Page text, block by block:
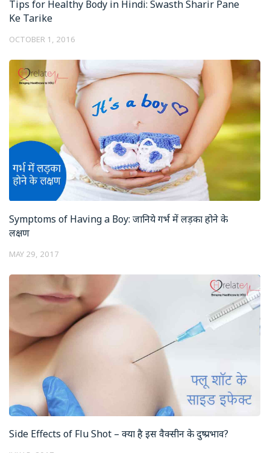
Tips for Healthy Body in Hindi: Swasth Sharir Pane
Ke Tarike
OCTOBER 1, 2016
Symptoms of Having a Boy: जानिये गर्भ में लड़का होने के
लक्षण
MAY 29, 2017
Side Effects of Flu Shot – क्या है इस वैक्सीन के दुष्प्रभाव?